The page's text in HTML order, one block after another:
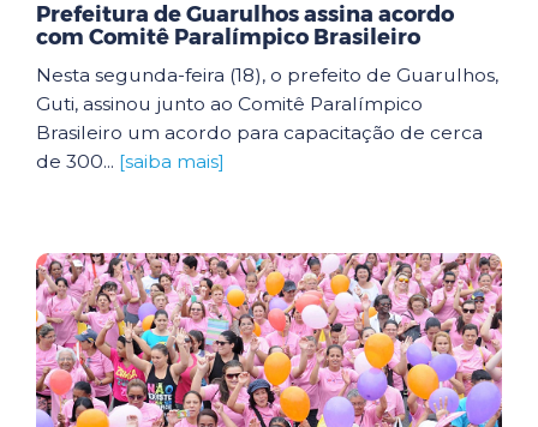
Prefeitura de Guarulhos assina acordo
com Comitê Paralímpico Brasileiro
Nesta segunda-feira (18), o prefeito de Guarulhos,
Guti, assinou junto ao Comitê Paralímpico
Brasileiro um acordo para capacitação de cerca
de 300... [saiba mais]